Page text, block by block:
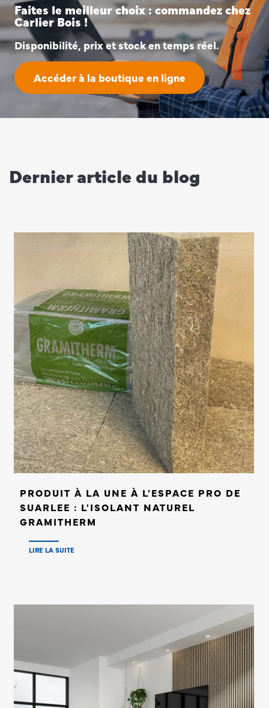
Faites le meilleur choix : commandez chez
Carlier Bois !
Disponibilité, prix et stock en temps réel.
Accéder à la boutique en ligne
Dernier article du blog
PRODUIT À LA UNE À L'ESPACE PRO DE
SUARLEE : L'ISOLANT NATUREL
GRAMITHERM
LIRE LA SUITE